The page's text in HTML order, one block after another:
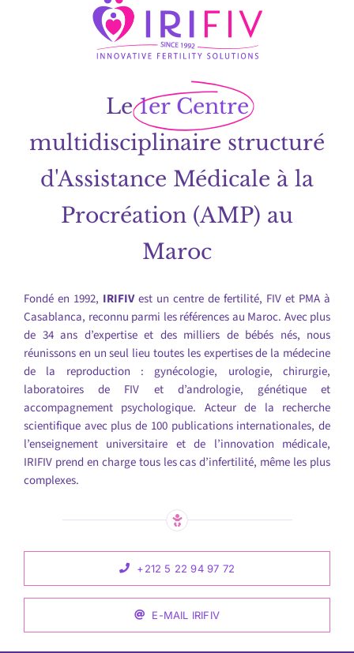
Le 1er Centre
multidisciplinaire structuré
d'Assistance Médicale à la
Procréation (AMP) au
Maroc
Fondé en 1992, IRIFIVest un centre de fertilité, FIV et PMA à
Casablanca, reconnu parmi les références au Maroc. Avec plus
de 34 ans d’expertise et des milliers de bébés nés, nous
réunissons en un seul lieu toutes les expertises de la médecine
de la reproduction : gynécologie, urologie, chirurgie,
laboratoires de FIV et d’andrologie, génétique et
accompagnement psychologique. Acteur de la recherche
scientifique avec plus de 100 publications internationales, de
l’enseignement universitaire et de l’innovation médicale,
IRIFIV prend en charge tous les cas d’infertilité, même les plus
complexes.
+212 5 22 94 97 72
E-MAIL IRIFIV